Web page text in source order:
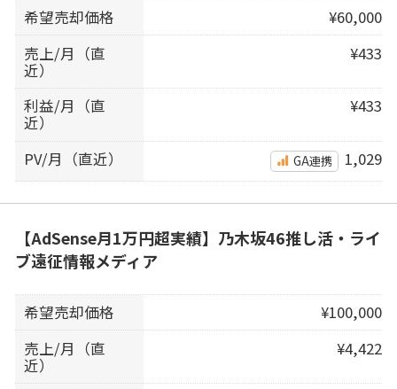
希望売却価格
¥60,000
売上/月（直
近）
¥433
利益/月（直
近）
¥433
PV/月（直近） GA連携 1,029
【AdSense月1万円超実績】乃木坂46推し活・ライ
ブ遠征情報メディア
希望売却価格
¥100,000
売上/月（直
近）
¥4,422